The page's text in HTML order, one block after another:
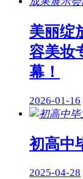
美丽绽
容美妆
幕！
2026-01-16
初高中
2025-04-28